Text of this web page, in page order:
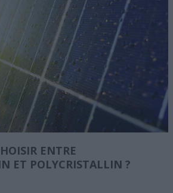
ENTRE
ET POLYCRISTALLIN ?